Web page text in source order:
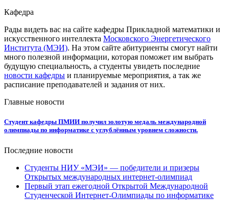
Кафедра
Рады видеть вас на сайте кафедры Прикладной математики и
искусственного интеллекта Московского Энергетического
Института (МЭИ). На этом сайте абитуриенты смогут найти
много полезной информации, которая поможет им выбрать
будущую специальность, а студенты увидеть последние
новости кафедры и планируемые мероприятия, а так же
расписание преподавателей и задания от них.
Главные новости
Студент кафедры ПМИИ получил золотую медаль международной
олимпиады по информатике с углублённым уровнем сложности.
Последние новости
Студенты НИУ «МЭИ» — победители и призеры
Открытых международных интернет-олимпиад
Первый этап ежегодной Открытой Международной
Студенческой Интернет-Олимпиады по информатике